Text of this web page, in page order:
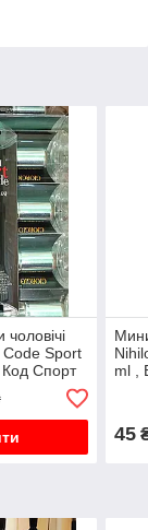
Sport
Спорт
ml ,
45